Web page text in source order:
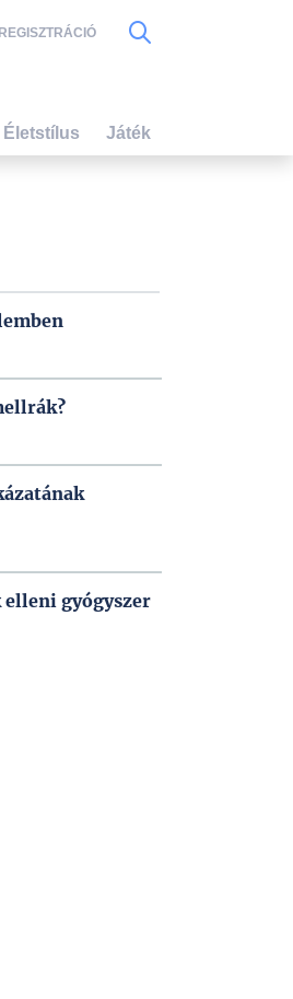
gyógyszer
REGISZTRÁCIÓ
Életstílus Játék